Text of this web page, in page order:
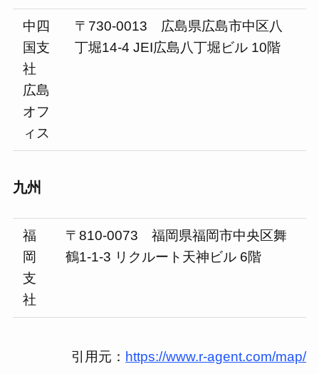
中四
国支
社
広島
オフ
ィス
〒730-0013 広島県広島市中区八
丁堀14-4 JEI広島八丁堀ビル 10階
九州
福
岡
支
社
〒810-0073 福岡県福岡市中央区舞
鶴1-1-3 リクルート天神ビル 6階
引用元： https://www.r-agent.com/map/